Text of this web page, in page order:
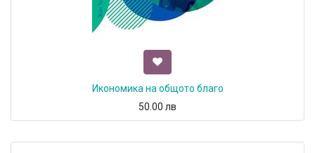
Икономика на общото благо
50.00 лв